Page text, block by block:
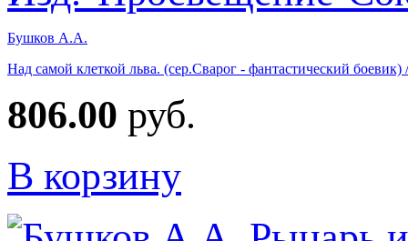
Бушков А.А.
Над самой клеткой льва. (сер.Сварог - фантастический
806.00 руб.
В корзину